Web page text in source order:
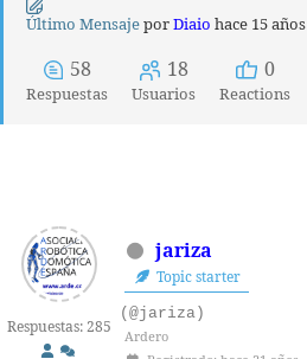
Último MensajeporDiaio hace 15 años
58
Respuestas
18
Usuarios
0
Reactions
Respuestas: 285
jariza
Topic starter
(@jariza)
Ardero